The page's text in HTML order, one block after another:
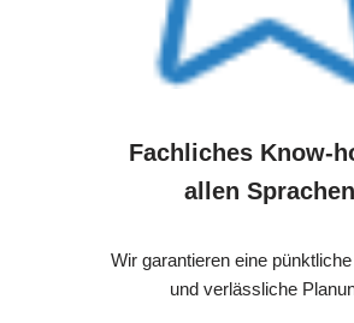
Fachliches Know-
allen Sprachen
Wir garantieren eine
und verlässliche